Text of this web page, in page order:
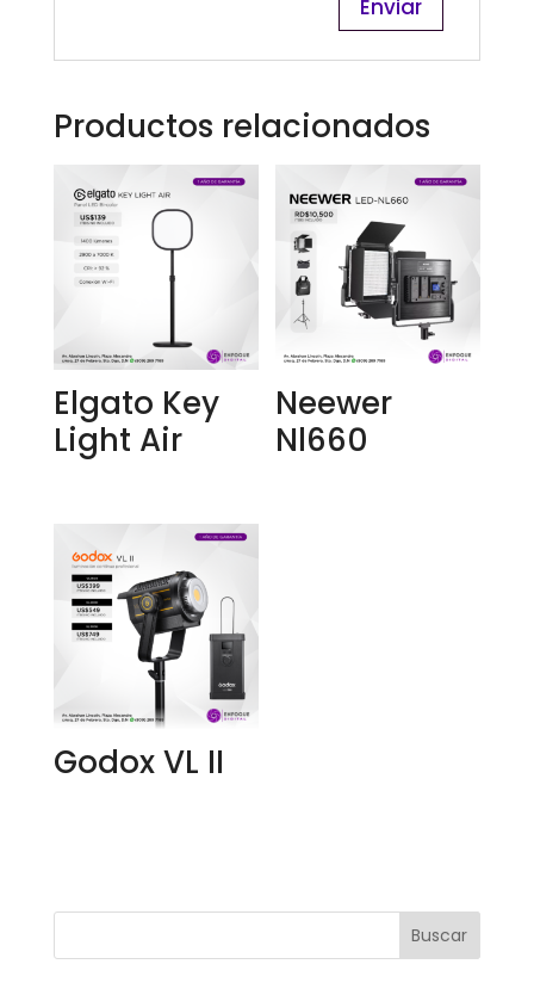
Productos relacionados
Elgato Key
Light Air
Neewer
Nl660
Godox VL II